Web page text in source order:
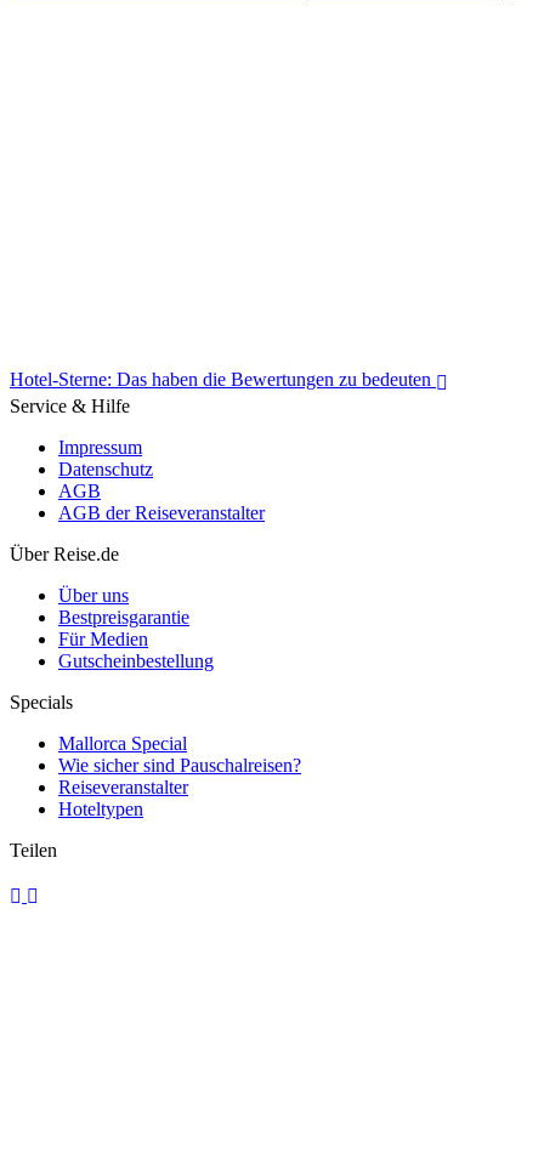
Hotel-Sterne: Das haben die Bewertungen zu bedeuten
Hotel-Sterne: Das haben die Bewertungen zu bedeuten
Service & Hilfe
Impressum
Datenschutz
AGB
AGB der Reiseveranstalter
Über Reise.de
Über uns
Bestpreisgarantie
Für Medien
Gutscheinbestellung
Specials
Mallorca Special
Wie sicher sind Pauschalreisen?
Reiseveranstalter
Hoteltypen
Teilen